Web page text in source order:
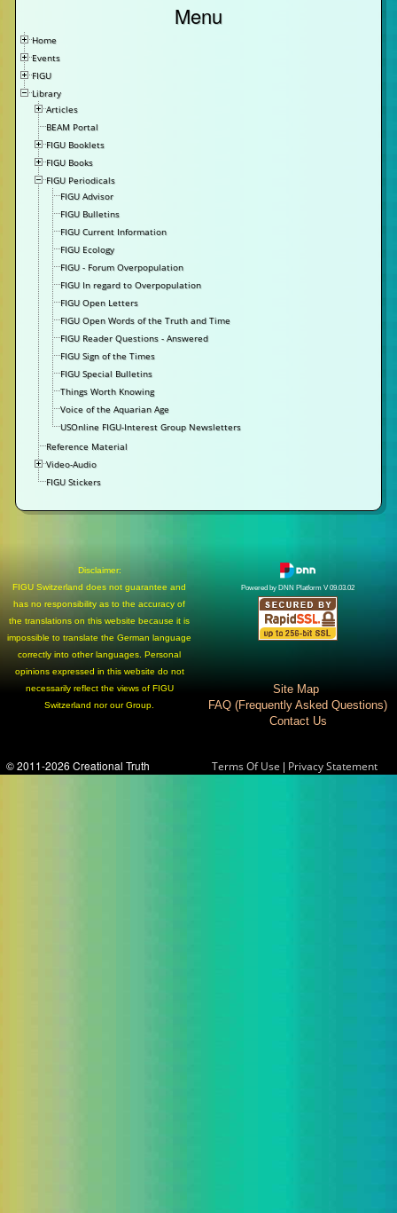
Menu
Home
Events
FIGU
Library
Articles
BEAM Portal
FIGU Booklets
FIGU Books
FIGU Periodicals
FIGU Advisor
FIGU Bulletins
FIGU Current Information
FIGU Ecology
FIGU - Forum Overpopulation
FIGU In regard to Overpopulation
FIGU Open Letters
FIGU Open Words of the Truth and Time
FIGU Reader Questions - Answered
FIGU Sign of the Times
FIGU Special Bulletins
Things Worth Knowing
Voice of the Aquarian Age
USOnline FIGU-Interest Group Newsletters
Reference Material
Video-Audio
FIGU Stickers
Disclaimer:
FIGU Switzerland does not guarantee and
has no responsibility as to the accuracy of
the translations on this website because it is
impossible to translate the German language
correctly into other languages. Personal
opinions expressed in this website do not
necessarily reflect the views of FIGU
Switzerland nor our Group.
Powered by DNN Platform V 09.03.02
Site Map
FAQ (Frequently Asked Questions)
Contact Us
© 2011-2026 Creational Truth Terms Of Use | Privacy Statement